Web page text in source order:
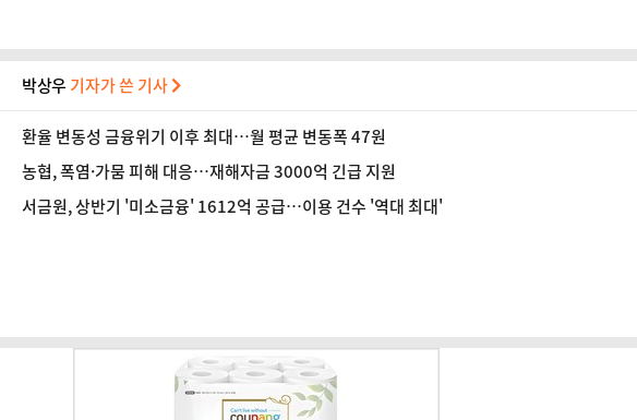
박상우 기자가 쓴 기사
환율 변동성 금융위기 이후 최대…월 평균 변동폭 47원
농협, 폭염·가뭄 피해 대응…재해자금 3000억 긴급 지원
서금원, 상반기 '미소금융' 1612억 공급…이용 건수 '역대 최대'